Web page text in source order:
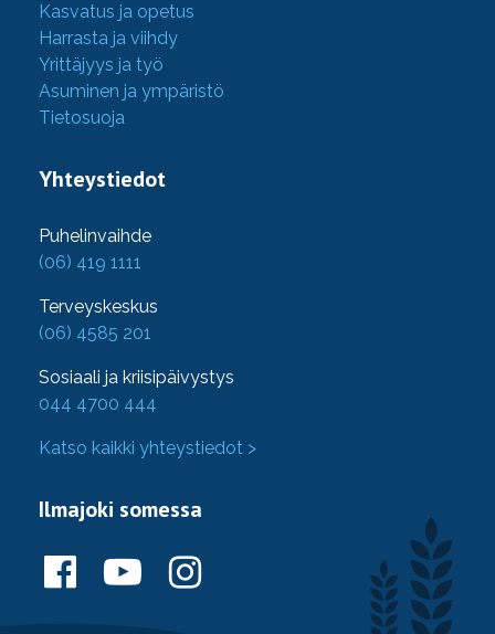
Kasvatus ja opetus
Harrasta ja viihdy
Yrittäjyys ja työ
Asuminen ja ympäristö
Tietosuoja
Yhteystiedot
Puhelinvaihde
(06) 419 1111
Terveyskeskus
(06) 4585 201
Sosiaali ja kriisipäivystys
044 4700 444
Katso kaikki yhteystiedot >
Ilmajoki somessa